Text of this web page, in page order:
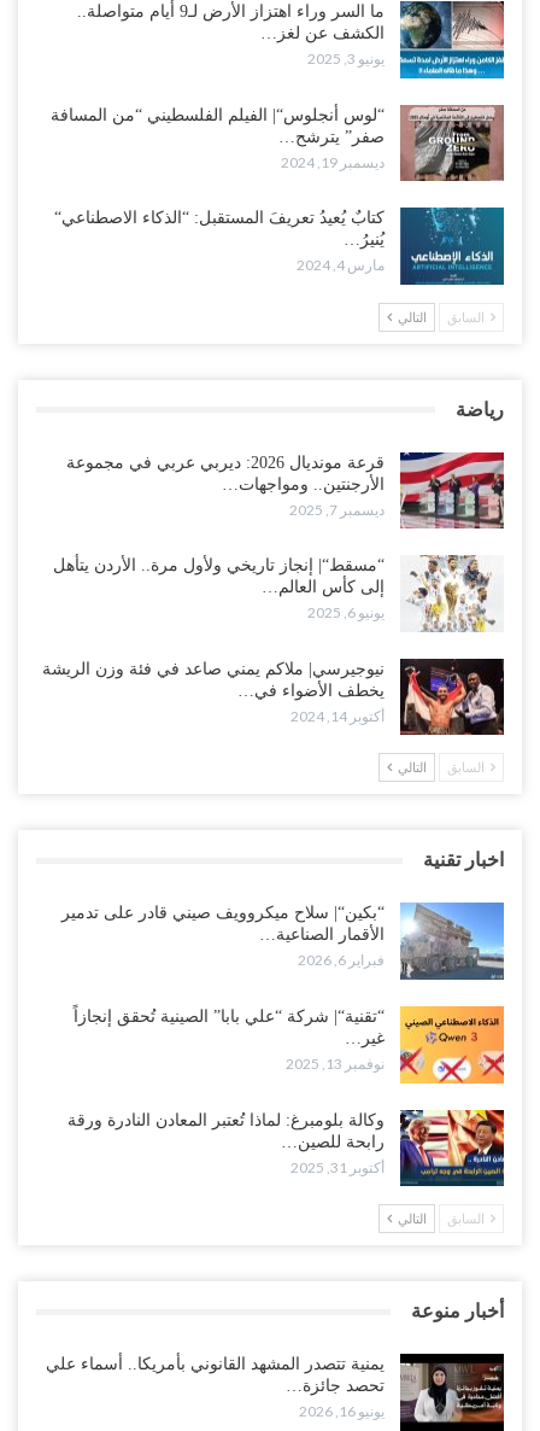
ما السر وراء اهتزاز الأرض لـ9 أيام متواصلة..
الكشف عن لغز…
يونيو 3, 2025
“لوس أنجلوس“| الفيلم الفلسطيني “من المسافة
صفر” يترشح…
ديسمبر 19, 2024
كتابٌ يُعيدُ تعريفَ المستقبل: “الذكاء الاصطناعي“
يُنيرُ…
مارس 4, 2024
السابق التالي
رياضة
قرعة مونديال 2026: ديربي عربي في مجموعة
الأرجنتين.. ومواجهات…
ديسمبر 7, 2025
“مسقط“| إنجاز تاريخي ولأول مرة.. الأردن يتأهل
إلى كأس العالم…
يونيو 6, 2025
نيوجيرسي| ملاكم يمني صاعد في فئة وزن الريشة
يخطف الأضواء في…
أكتوبر 14, 2024
السابق التالي
اخبار تقنية
“بكين“| سلاح ميكروويف صيني قادر على تدمير
الأقمار الصناعية…
فبراير 6, 2026
“تقنية“| شركة “علي بابا” الصينية تُحقق إنجازاً
غير…
نوفمبر 13, 2025
وكالة بلومبرغ: لماذا تُعتبر المعادن النادرة ورقة
رابحة للصين…
أكتوبر 31, 2025
السابق التالي
أخبار منوعة
يمنية تتصدر المشهد القانوني بأمريكا.. أسماء علي
تحصد جائزة…
يونيو 16, 2026